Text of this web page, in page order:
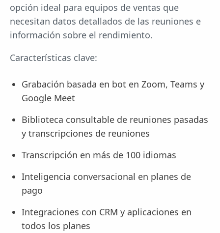
opción ideal para equipos de ventas que
necesitan datos detallados de las reuniones e
información sobre el rendimiento.
Características clave:
Grabación basada en bot en Zoom, Teams y
Google Meet
Biblioteca consultable de reuniones pasadas
y transcripciones de reuniones
Transcripción en más de 100 idiomas
Inteligencia conversacional en planes de
pago
Integraciones con CRM y aplicaciones en
todos los planes